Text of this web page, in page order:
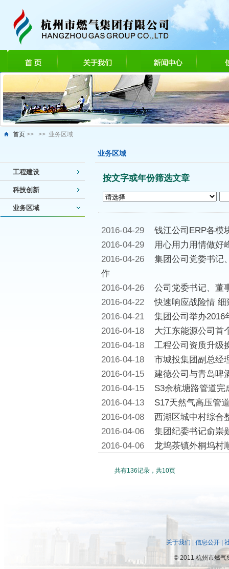
首页 >> >> 业务区域
工程建设
科技创新
业务区域
业务区域
按文字或年份筛选文章
2016-04-29
钱江公司ERP各模
2016-04-29
用心用力用情做好
2016-04-26
集团公司党委书记
作
2016-04-26
公司党委书记、董
2016-04-22
快速响应战险情
2016-04-21
集团公司举办2016
2016-04-18
大江东能源公司首
2016-04-18
工程公司资质升级
2016-04-18
市城投集团副总经
2016-04-15
建德公司与青岛啤
2016-04-15
S3余杭塘路管道完
2016-04-13
S17天然气高压管
2016-04-08
西湖区城中村综合
2016-04-06
集团纪委书记俞崇
2016-04-06
龙坞茶镇外桐坞村
共有136记录，共10页
关于我们 信息公开
©2011 杭州市燃气